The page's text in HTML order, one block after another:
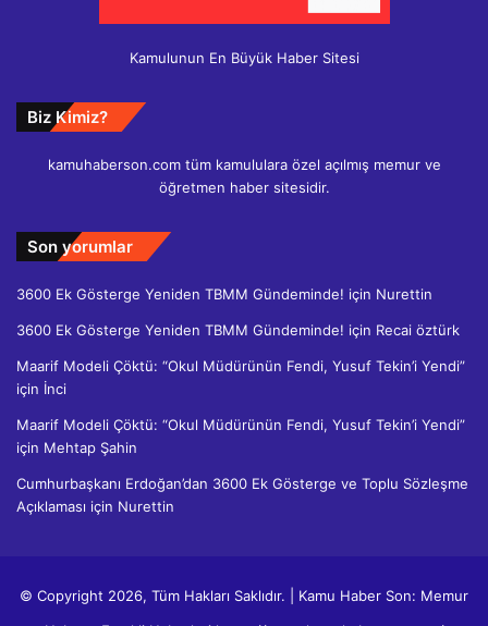
Kamulunun En Büyük Haber Sitesi
Biz Kimiz?
kamuhaberson.com tüm kamululara özel açılmış memur ve
öğretmen haber sitesidir.
Son yorumlar
3600 Ek Gösterge Yeniden TBMM Gündeminde! için Nurettin
3600 Ek Gösterge Yeniden TBMM Gündeminde! için Recai öztürk
Maarif Modeli Çöktü: “Okul Müdürünün Fendi, Yusuf Tekin’i Yendi”
için İnci
Maarif Modeli Çöktü: “Okul Müdürünün Fendi, Yusuf Tekin’i Yendi”
için Mehtap Şahin
Cumhurbaşkanı Erdoğan’dan 3600 Ek Gösterge ve Toplu Sözleşme
Açıklaması için Nurettin
© Copyright 2026, Tüm Hakları Saklıdır. | Kamu Haber Son: Memur